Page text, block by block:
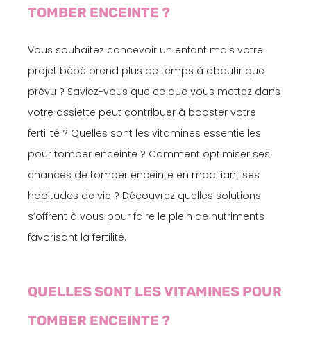
TOMBER ENCEINTE ?
Vous souhaitez concevoir un enfant mais votre
projet bébé prend plus de temps à aboutir que
prévu ? Saviez-vous que ce que vous mettez dans
votre assiette peut contribuer à booster votre
fertilité ? Quelles sont les vitamines essentielles
pour tomber enceinte ? Comment optimiser ses
chances de tomber enceinte en modifiant ses
habitudes de vie ? Découvrez quelles solutions
s’offrent à vous pour faire le plein de nutriments
favorisant la fertilité.
QUELLES SONT LES VITAMINES POUR
TOMBER ENCEINTE ?